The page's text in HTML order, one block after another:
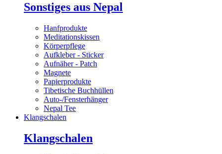
Sonstiges aus Nepal
Hanfprodukte
Meditationskissen
Körperpflege
Aufkleber - Sticker
Aufnäher - Patch
Magnete
Papierprodukte
Tibetische Buchhüllen
Auto-/Fensterhänger
Nepal Tee
Klangschalen
Klangschalen